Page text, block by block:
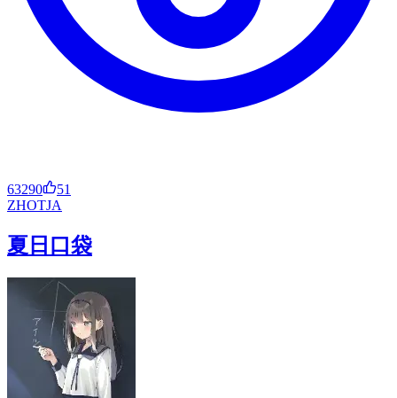
63290
51
ZHOTJA
夏日口袋